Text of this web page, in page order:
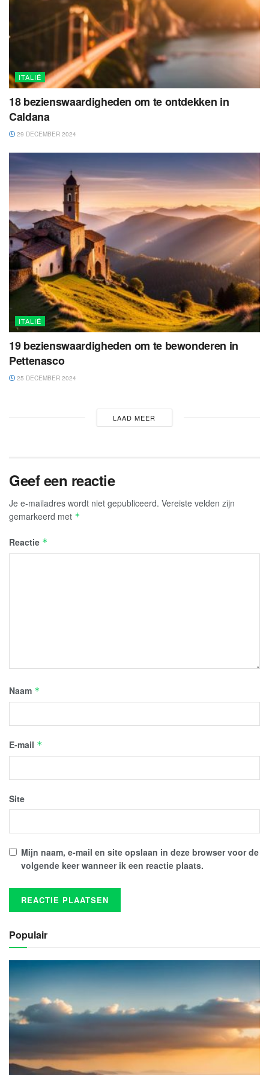
ITALIË
18 bezienswaardigheden om te ontdekken in
Caldana
29 DECEMBER 2024
ITALIË
19 bezienswaardigheden om te bewonderen in
Pettenasco
25 DECEMBER 2024
LAAD MEER
Geef een reactie
Je e-mailadres wordt niet gepubliceerd. Vereiste velden zijn
gemarkeerd met *
Reactie *
Naam *
E-mail *
Site
Mijn naam, e-mail en site opslaan in deze browser voor de
volgende keer wanneer ik een reactie plaats.
Populair